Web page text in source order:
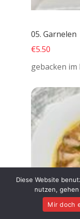
05. Garnelen
€5.50
gebacken
Diese Website
nutzen,
Mir doch